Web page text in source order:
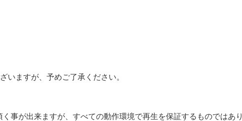
いますが、予めご了承ください。
事が出来ますが、すべての動作環境で再生を保証するものではあり